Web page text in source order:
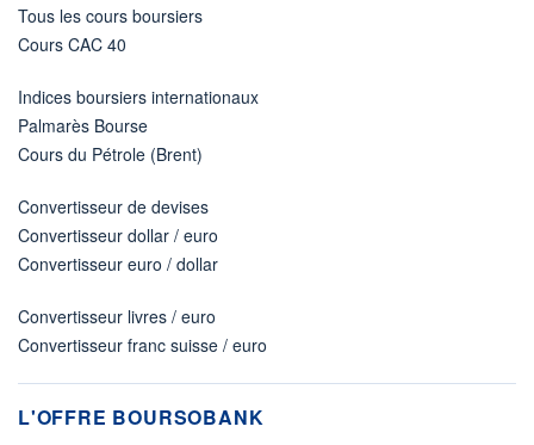
Tous les cours boursiers
Cours CAC 40
Indices boursiers internationaux
Palmarès Bourse
Cours du Pétrole (Brent)
Convertisseur de devises
Convertisseur dollar / euro
Convertisseur euro / dollar
Convertisseur livres / euro
Convertisseur franc suisse / euro
L'OFFRE BOURSOBANK